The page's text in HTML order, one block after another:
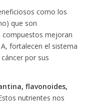
como los
que son
compuestos mejoran
fortalecen el sistema
por sus
flavonoides,
nutrientes nos